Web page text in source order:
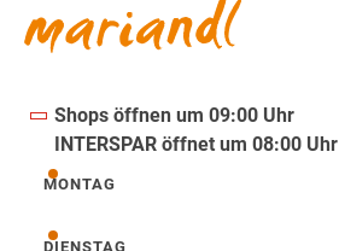
Shops öffnen um 09:00 Uhr
INTERSPAR öffnet um 08:00 Uhr
Montag
MONTAG
DIENSTAG